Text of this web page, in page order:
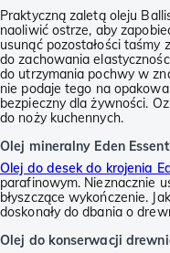
Praktyczną zaletą oleju
naoliwić ostrze, aby
usunąć pozostałości
do zachowania
do utrzymania pochwy w
nie podaje tego na
bezpieczny dla żywności.
do noży kuchennych.
Olej mineralny Eden
Olej do desek do krojenia
parafinowym. Nieznacznie
błyszczące wykończenie.
doskonały do dbania o
Olej do konserwacji